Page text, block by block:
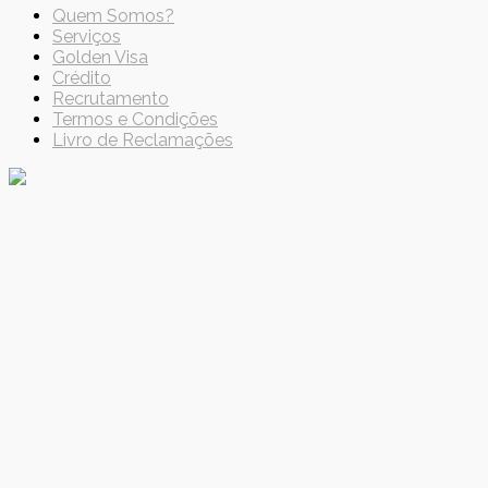
Quem Somos?
Serviços
Golden Visa
Crédito
Recrutamento
Termos e Condições
Livro de Reclamações